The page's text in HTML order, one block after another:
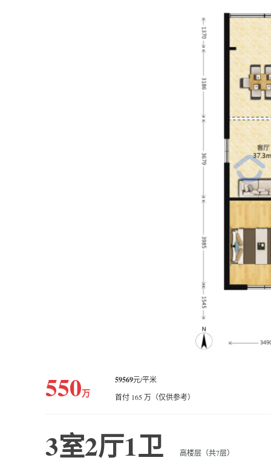
550万
59569元/平米
首付 165 万（仅供参考）
3室2厅1卫 高楼层（共7层）